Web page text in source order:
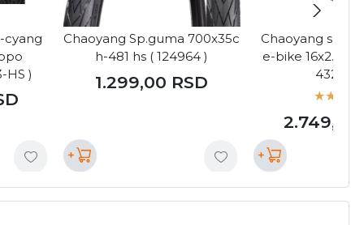
cyang
HS )
Chaoyang Sp.guma 700x35c
h-481 hs ( 124964 )
1.299,00 RSD
+
Chaoyang
e-bike 16x2.50
432023
2.749,00
+